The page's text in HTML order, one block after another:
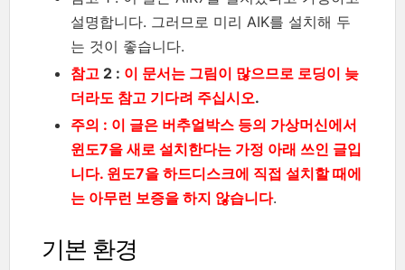
설명합니다. 그러므로 미리 AIK를 설치해 두
는 것이 좋습니다.
참고 2 : 이 문서는 그림이 많으므로 로딩이 늦
더라도 참고 기다려 주십시오.
주의 : 이 글은 버추얼박스 등의 가상머신에서
윈도7을 새로 설치한다는 가정 아래 쓰인 글입
니다. 윈도7을 하드디스크에 직접 설치할 때에
는 아무런 보증을 하지 않습니다.
기본 환경